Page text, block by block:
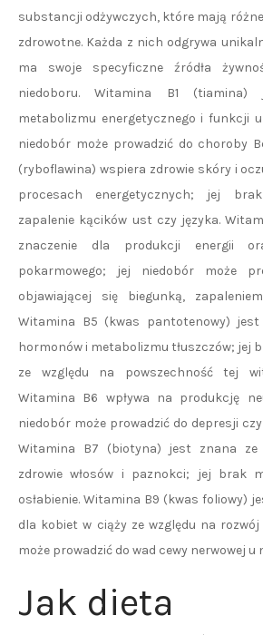
substancji odżywczych, które mają
zdrowotne. Każda z nich odgrywa
ma swoje specyficzne źródła
niedoboru. Witamina B1
metabolizmu energetycznego i funkcji
niedobór może prowadzić do choroby
(ryboflawina) wspiera zdrowie skóry i
procesach energetycznych; jej
zapalenie kącików ust czy języka.
znaczenie dla produkcji energii
pokarmowego; jej niedobór może
objawiającej się biegunką,
Witamina B5 (kwas pantotenowy)
hormonów i metabolizmu tłuszczów; jej
ze względu na powszechność tej
Witamina B6 wpływa na produkcję
niedobór może prowadzić do depresji
Witamina B7 (biotyna) jest znana ze
zdrowie włosów i paznokci; jej brak
osłabienie. Witamina B9 (kwas foliowy)
dla kobiet w ciąży ze względu na
może prowadzić do wad cewy nerwowej u
Jak dieta